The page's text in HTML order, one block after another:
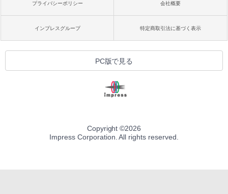
プライバシーポリシー 会社概要
インプレスグループ 特定商取引法に基づく表示
PC版で見る
Copyright ©2026
Impress Corporation. All rights reserved.